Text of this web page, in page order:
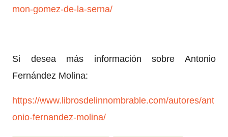
mon-gomez-de-la-serna/
Si desea más información sobre Antonio
Fernández Molina:
https://www.librosdelinnombrable.com/autores/ant
onio-fernandez-molina/